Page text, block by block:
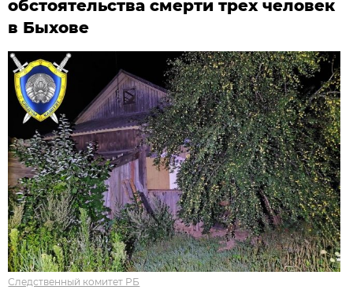
обстоятельства смерти трех человек
в Быхове
Следственный комитет РБ